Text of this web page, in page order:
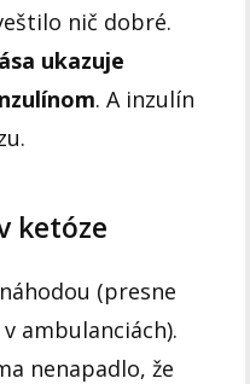
nič dobré.
ukazuje
. A inzulín
ketóze
(presne
ambulanciách).
nenapadlo, že